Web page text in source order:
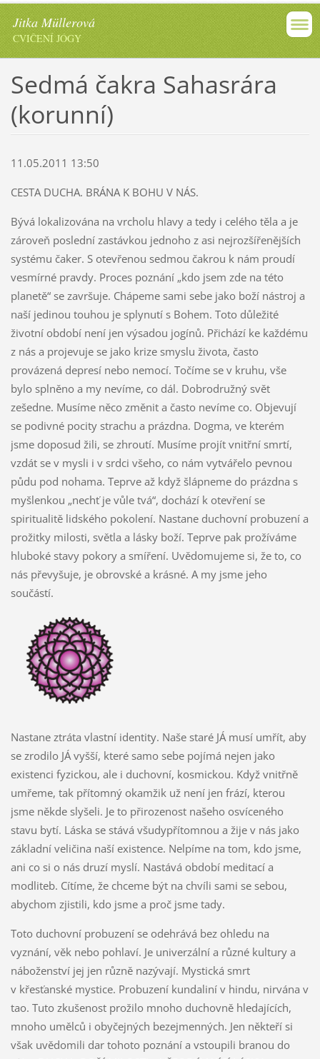
Jitka Müllerová
CVIČENÍ JÓGY
Sedmá čakra Sahasrára
(korunní)
11.05.2011 13:50
CESTA DUCHA. BRÁNA K BOHU V NÁS.
Bývá lokalizována na vrcholu hlavy a tedy i celého těla a je
zároveň poslední zastávkou jednoho z asi nejrozšířenějších
systému čaker. S otevřenou sedmou čakrou k nám proudí
vesmírné pravdy. Proces poznání „kdo jsem zde na této
planetě“ se završuje. Chápeme sami sebe jako boží nástroj a
naší jedinou touhou je splynutí s Bohem. Toto důležité
životní období není jen výsadou jogínů. Přichází ke každému
z nás a projevuje se jako krize smyslu života, často
provázená depresí nebo nemocí. Točíme se v kruhu, vše
bylo splněno a my nevíme, co dál. Dobrodružný svět
zešedne. Musíme něco změnit a často nevíme co. Objevují
se podivné pocity strachu a prázdna. Dogma, ve kterém
jsme doposud žili, se zhroutí. Musíme projít vnitřní smrtí,
vzdát se v mysli i v srdci všeho, co nám vytvářelo pevnou
půdu pod nohama. Teprve až když šlápneme do prázdna s
myšlenkou „nechť je vůle tvá“, dochází k otevření se
spiritualitě lidského pokolení. Nastane duchovní probuzení a
prožitky milosti, světla a lásky boží. Teprve pak prožíváme
hluboké stavy pokory a smíření. Uvědomujeme si, že to, co
nás převyšuje, je obrovské a krásné. A my jsme jeho
součástí.
Nastane ztráta vlastní identity. Naše staré JÁ musí umřít, aby
se zrodilo JÁ vyšší, které samo sebe pojímá nejen jako
existenci fyzickou, ale i duchovní, kosmickou. Když vnitřně
umřeme, tak přítomný okamžik už není jen frází, kterou
jsme někde slyšeli. Je to přirozenost našeho osvíceného
stavu bytí. Láska se stává všudypřítomnou a žije v nás jako
základní veličina naší existence. Nelpíme na tom, kdo jsme,
ani co si o nás druzí myslí. Nastává období meditací a
modliteb. Cítíme, že chceme být na chvíli sami se sebou,
abychom zjistili, kdo jsme a proč jsme tady.
Toto duchovní probuzení se odehrává bez ohledu na
vyznání, věk nebo pohlaví. Je univerzální a různé kultury a
náboženství jej jen různě nazývají. Mystická smrt
v křesťanské mystice. Probuzení kundaliní v hindu, nirvána v
tao. Tuto zkušenost prožilo mnoho duchovně hledajících,
mnoho umělců i obyčejných bezejmenných. Jen někteří si
však uvědomili dar tohoto poznání a vstoupili branou do